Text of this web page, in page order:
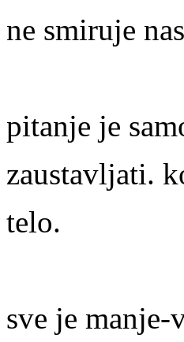
ne smiruje
pitanje je
zaustavljati.
telo.
sve je manje-